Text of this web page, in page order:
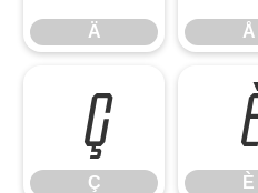
Ä Å
Ç
Ç
È
È